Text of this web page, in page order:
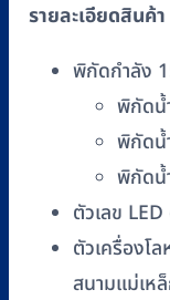
(พิกัด
15,20,30
ตัน)
รายละเอียดสินค้า
พิกัดกำลัง
พิกัดน้
พิกัดน้
พิกัดน้
ตัวเลข
ตัวเครื่องโ
สนามแม่เห